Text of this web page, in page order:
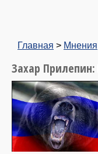
Главная > Мнения
Захар